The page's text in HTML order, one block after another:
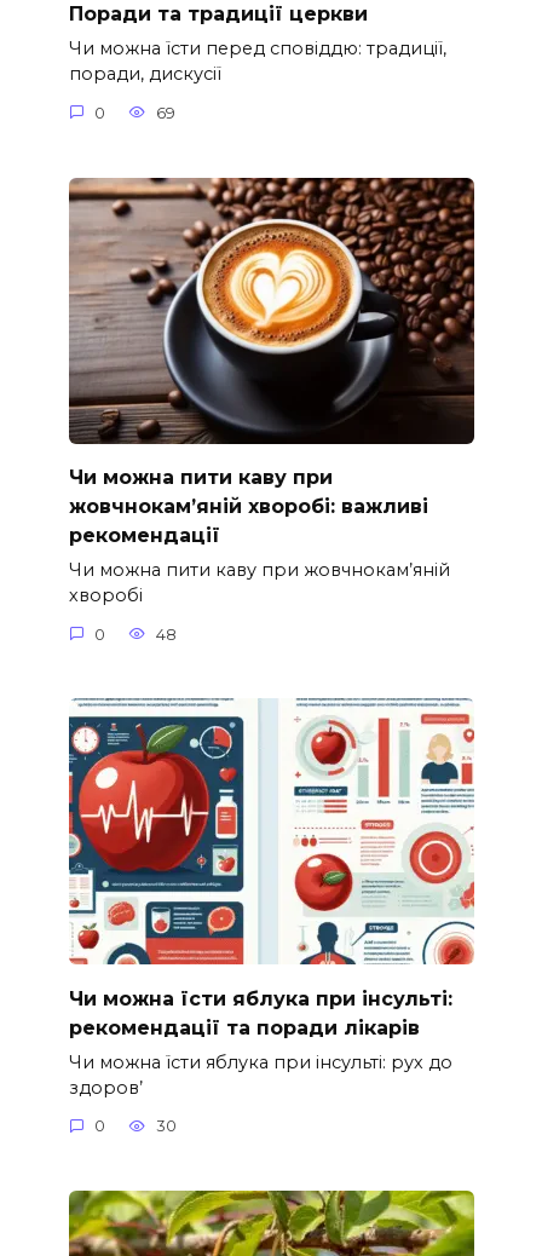
Поради та традиції церкви
Чи можна їсти перед сповіддю: традиції,
поради, дискусії
0 69
Чи можна пити каву при
жовчнокам’яній хворобі: важливі
рекомендації
Чи можна пити каву при жовчнокам’яній
хворобі
0 48
Чи можна їсти яблука при інсульті:
рекомендації та поради лікарів
Чи можна їсти яблука при інсульті: рух до
здоров’
0 30